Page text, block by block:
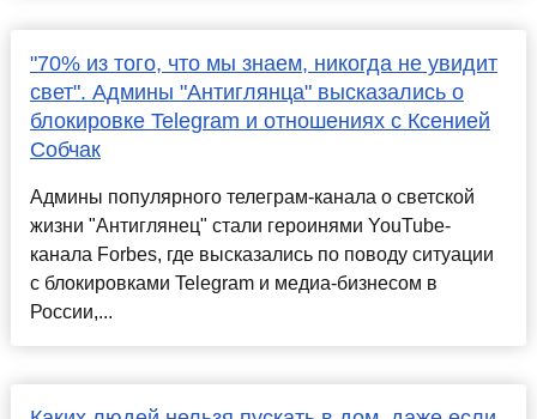
"70% из того, что мы знаем, никогда не увидит
свет". Админы "Антиглянца" высказались о
блокировке Telegram и отношениях с Ксенией
Собчак
Админы популярного телеграм-канала о светской
жизни "Антиглянец" стали героинями YouTube-
канала Forbes, где высказались по поводу ситуации
с блокировками Telegram и медиа-бизнесом в
России,...